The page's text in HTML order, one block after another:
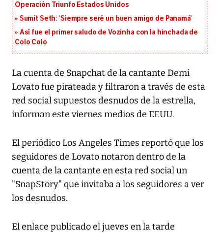
Operación Triunfo Estados Unidos
Sumit Seth: ‘Siempre seré un buen amigo de Panamá’
Así fue el primer saludo de Vozinha con la hinchada de
Colo Colo
La cuenta de Snapchat de la cantante Demi
Lovato fue pirateada y filtraron a través de esta
red social supuestos desnudos de la estrella,
informan este viernes medios de EEUU.
El periódico Los Angeles Times reportó que los
seguidores de Lovato notaron dentro de la
cuenta de la cantante en esta red social un
"SnapStory" que invitaba a los seguidores a ver
los desnudos.
El enlace publicado el jueves en la tarde